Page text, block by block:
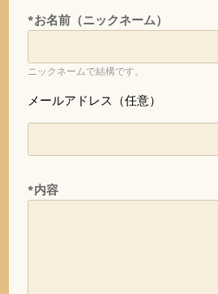
*お名前（ニックネーム）
ニックネームで結構です。
メールアドレス（任意）
*内容